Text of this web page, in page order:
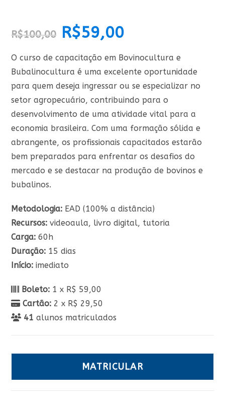
R$100,00
O
preço
original
R$100,00.
R$59,00preço
R$59,00.
O curso de capacitação em Bovinocultura e
Bubalinocultura é uma excelente oportunidade
para quem deseja ingressar ou se especializar no
setor agropecuário, contribuindo para o
desenvolvimento de uma atividade vital para a
economia brasileira. Com uma formação sólida e
abrangente, os profissionais capacitados estarão
bem preparados para enfrentar os desafios do
mercado e se destacar na produção de bovinos e
bubalinos.
Metodologia: EAD (100% a distância)
Recursos: videoaula, livro digital, tutoria
Carga: 60h
Duração: 15 dias
Início: imediato
Boleto: 1 x R$ 59,00
Cartão: 2 x R$ 29,50
41 alunos matriculados
MATRICULAR